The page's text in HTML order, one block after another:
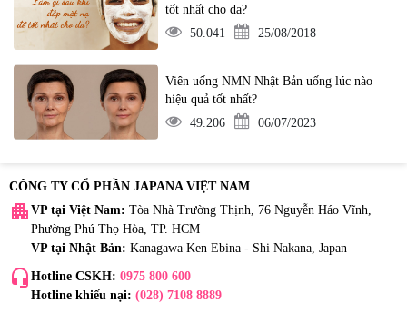
tốt nhất cho da?
50.041
25/08/2018
Viên uống NMN Nhật Bản uống lúc nào
hiệu quả tốt nhất?
49.206
06/07/2023
CÔNG TY CỔ PHẦN JAPANA VIỆT NAM
apartment VP tại Việt Nam: Tòa Nhà Trường Thịnh, 76 Nguyễn Háo Vĩnh,
Phường Phú Thọ Hòa, TP. HCM
VP tại Nhật Bản: Kanagawa Ken Ebina - Shi Nakana, Japan
headset_mic Hotline CSKH: 0975 800 600
Hotline khiếu nại: (028) 7108 8889